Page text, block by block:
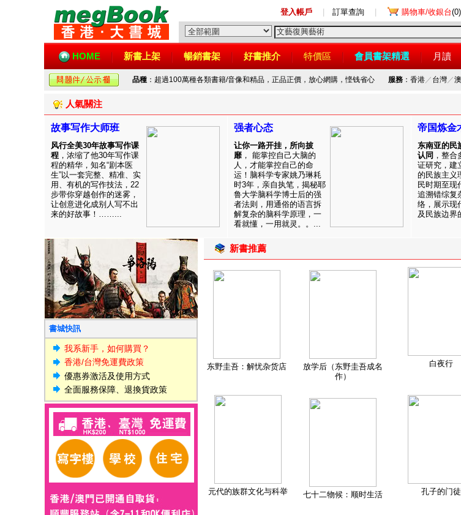
登入帳戶 訂單查詢 購物車/收銀台(0)
HOME 新書上架 暢銷書架 好書推介 特價區 會員書架精選 月讀
品種 ：超過100萬種各類書籍/音像和精品，正品正價，放心網購，悭钱省心 服務：香港／ 台灣／
人氣關注
故事写作大师班
风行全美30年故事写作课
程 ，浓缩了他30年写作课
程的精华，知名“剧本医
生”以一套完整、精准、实
用、有机的写作技法，22
步带你穿越创作的迷雾，
让创意进化成别人写不出
来的好故事！……...
强者心态
让你一路开挂，所向披
靡 ， 能掌控自己大脑的
人，才能掌控自己的命
运！脑科学专家姚乃琳耗
时3年，亲自执笔，揭秘耶
鲁大学脑科学博士后的强
者法则，用通俗的语言拆
解复杂的脑科学原理，一
看就懂，一用就灵。。...
帝国炼金
东南亚的民
认同 ，整
证研究，建
的民族主义
民时期至现
追溯错综复
络，展示现
及民族边界
書城快訊
我系新手，如何購買？
香港/台灣免運費政策
優惠券激活及使用方式
全面服務保障、退換貨政策
新書推薦
东野圭吾：解忧杂货店
放学后（东野圭吾成名
作）
白夜行
元代的族群文化与科举 七十二物候：顺时生活 孔子的门徒